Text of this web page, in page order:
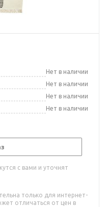
Нет в наличии
Нет в наличии
Нет в наличии
Нет в наличии
с вами и уточнят
только для интернет-
отличаться от цен в